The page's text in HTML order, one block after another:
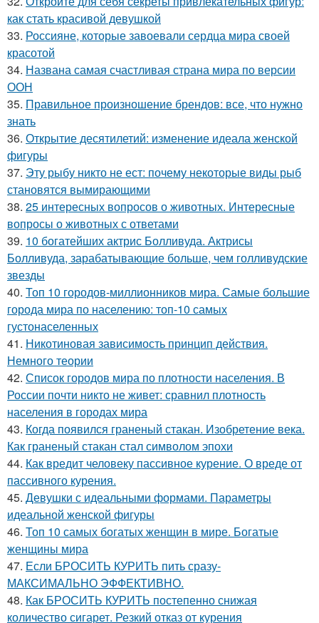
как стать красивой девушкой
33. Россияне, которые завоевали сердца мира своей
красотой
34. Названа самая счастливая страна мира по версии
ООН
35. Правильное произношение брендов: все, что нужно
знать
36. Открытие десятилетий: изменение идеала женской
фигуры
37. Эту рыбу никто не ест: почему некоторые виды рыб
становятся вымирающими
38. 25 интересных вопросов о животных. Интересные
вопросы о животных с ответами
39. 10 богатейших актрис Болливуда. Актрисы
Болливуда, зарабатывающие больше, чем голливудские
звезды
40. Топ 10 городов-миллионников мира. Самые большие
города мира по населению: топ-10 самых
густонаселенных
41. Никотиновая зависимость принцип действия.
Немного теории
42. Список городов мира по плотности населения. В
России почти никто не живет: сравнил плотность
населения в городах мира
43. Когда появился граненый стакан. Изобретение века.
Как граненый стакан стал символом эпохи
44. Как вредит человеку пассивное курение. О вреде от
пассивного курения.
45. Девушки с идеальными формами. Параметры
идеальной женской фигуры
46. Топ 10 самых богатых женщин в мире. Богатые
женщины мира
47. Если БРОСИТЬ КУРИТЬ пить сразу-
МАКСИМАЛЬНО ЭФФЕКТИВНО.
48. Как БРОСИТЬ КУРИТЬ постепенно снижая
количество сигарет. Резкий отказ от курения